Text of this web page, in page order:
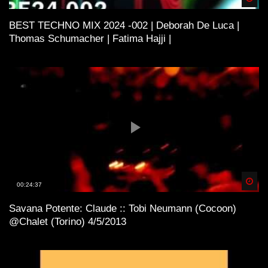
BEST TECHNO MIX 2024 -002 | Deborah De Luca |
Thomas Schumacher | Fatima Hajji |
00:24:37
Savana Potente: Claude :: Tobi Neumann (Cocoon)
@Chalet (Torino) 4/5/2013